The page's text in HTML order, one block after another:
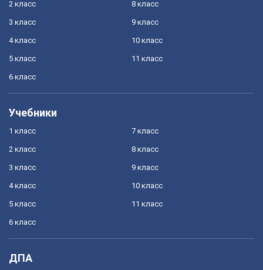
2 класс
3 класс
4 класс
5 класс
6 класс
8 класс
9 класс
10 класс
11 класс
Учебники
1 класс
2 класс
3 класс
4 класс
5 класс
6 класс
7 класс
8 класс
9 класс
10 класс
11 класс
ДПА